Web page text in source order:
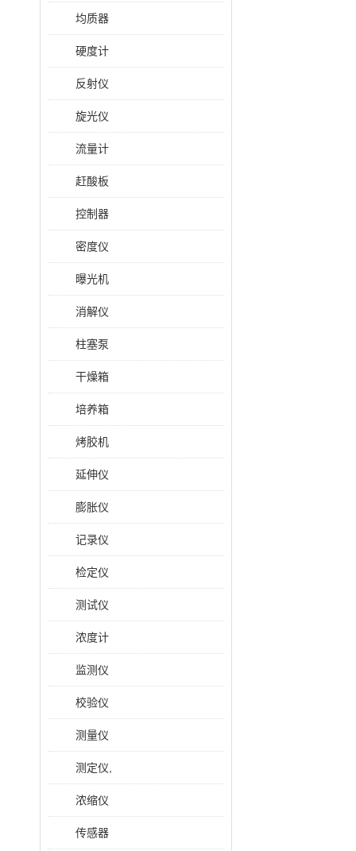
均质器
硬度计
反射仪
旋光仪
流量计
赶酸板
控制器
密度仪
曝光机
消解仪
柱塞泵
干燥箱
培养箱
烤胶机
延伸仪
膨胀仪
记录仪
检定仪
测试仪
浓度计
监测仪
校验仪
测量仪
测定仪,
浓缩仪
传感器